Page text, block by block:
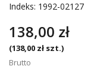
Indeks: 1992-02127
138,00 zł
(138,00 zł szt.)
Brutto